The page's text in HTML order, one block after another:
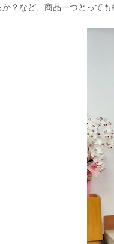
か？ など、商品一つとって